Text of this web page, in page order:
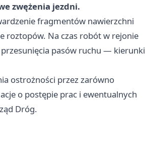
zwężenia jezdni.
fragmentów nawierzchni
roztopów. Na czas robót w rejonie
pasów ruchu — kierunki
ostrożności przez zarówno
o postępie prac i ewentualnych
Dróg.